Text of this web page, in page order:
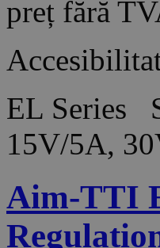
preț fără
EL Series
15V/5A,
Aim-TTI